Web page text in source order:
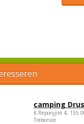
camping
K Reporyjim 4, 155
Trebonice